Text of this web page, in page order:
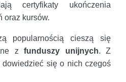
certyfikaty ukończenia
oraz kursów.
popularnością cieszą się
zfunduszy unijnych. Z
się o nich czegoś